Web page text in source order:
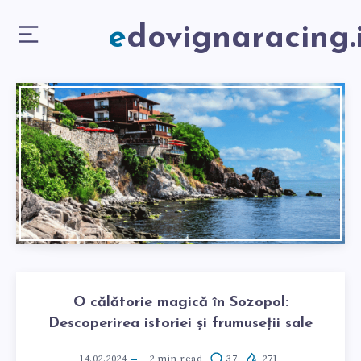
O călătorie magică în Sozopol:
Descoperirea istoriei și frumuseții sale